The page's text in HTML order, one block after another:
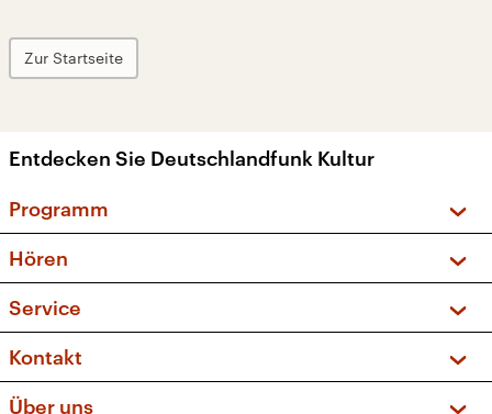
Zur Startseite
Entdecken Sie Deutschlandfunk Kultur
Programm
Sendungen und Podcasts
Musikliste
Kakadu – Das Kinderprogramm
Hören
Frequenzen (UKW + DAB+)
Service
FAQ
Apps
Kontakt
Über uns